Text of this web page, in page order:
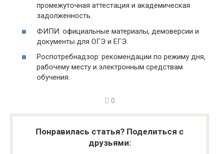
промежуточная аттестация и академическая
задолженность.
ФИПИ: официальные материалы, демоверсии и
документы для ОГЭ и ЕГЭ.
Роспотребнадзор: рекомендации по режиму дня,
рабочему месту и электронным средствам
обучения.
0
Понравилась статья? Поделиться с
друзьями: